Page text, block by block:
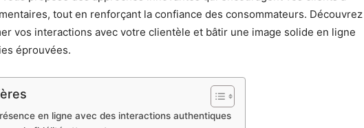
tout en renforçant la confiance des consommateurs. Découvrez
vos interactions avec votre clientèle et bâtir une image solide en ligne
éprouvées.
en ligne avec des interactions authentiques